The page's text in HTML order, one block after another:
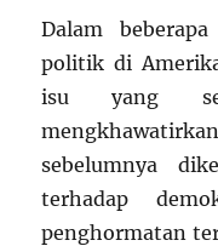
Dalam
politik di
isu yang
sebelumnya
terhadap
penghormatan